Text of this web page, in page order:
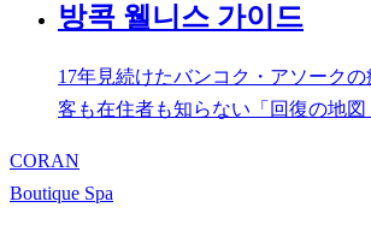
방콕 웰니스 가이드
17年見続けたバンコク・アソーク
客も在住者も知らない「回復の地図
CORAN
Boutique Spa